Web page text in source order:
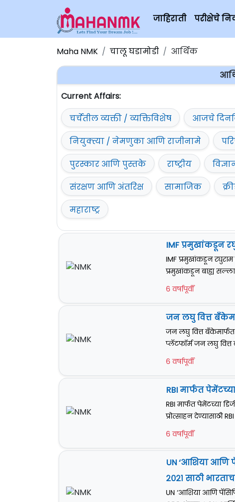
जाहिराती परीक्षेचे
Maha NMK चालू घडामोडी आर्थिक
Current Affairs:
चर्चेतील व्यक्ती / व्यक्तिविशेष
आजचे
नियुक्त्या / नेमणुका आणि राजीनामे
पुरस्कार आणि पुस्तके
राष्ट्रीय
संरक्षण आणि अंतरिक्ष
सामाजिक
महाराष्ट्र
IMF प्रमुखांकडून
IMF प्रमुखांकडून
प्रमुखांकडून बाह्य
6 वर्षापूर्वी
जन लघु वित्त
जन लघु वित्त
प्लॅटफॉर्म जन लघु
6 वर्षापूर्वी
RBI मार्फत
RBI मार्फत पेमेंटच्या
प्रोत्साहन देण्यासाठी
6 वर्षापूर्वी
UN ‘आशिया आणि
२०२१ साठी
UN ‘आशिया आणि